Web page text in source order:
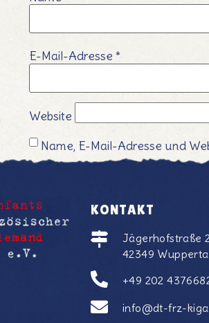
E-Mail-Adresse *
Website
Name, E-Mail-Adresse und
KONTAKT
Jägerhofstraße
42349
+49 202
info@dt-frz-